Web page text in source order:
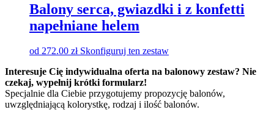
Balony serca, gwiazdki i z konfetti
napełniane helem
od 272.00 zł Skonfiguruj ten zestaw
Interesuje Cię indywidualna oferta na balonowy zestaw? Nie
czekaj, wypełnij krótki formularz!
Specjalnie dla Ciebie przygotujemy propozycję balonów,
uwzględniającą kolorystkę, rodzaj i ilość balonów.